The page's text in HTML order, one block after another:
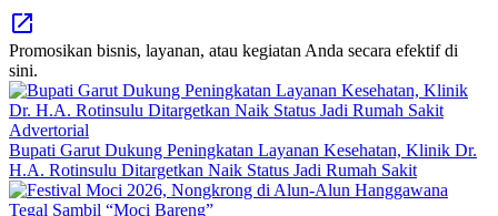
Promosikan bisnis, layanan, atau kegiatan Anda secara efektif di
sini.
Advertorial
Bupati Garut Dukung Peningkatan Layanan Kesehatan, Klinik Dr.
H.A. Rotinsulu Ditargetkan Naik Status Jadi Rumah Sakit